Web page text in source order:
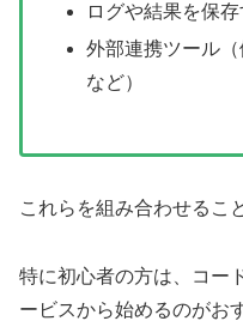
ログや結果を保
外部連携ツール
など）
これらを組み合わせるこ
特に初心者の方は、コー
ービスから始めるのがお